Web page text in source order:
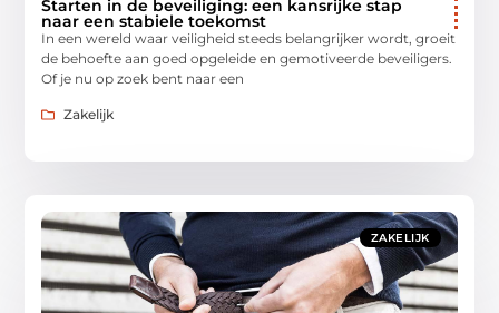
Starten in de beveiliging: een kansrijke stap
naar een stabiele toekomst
In een wereld waar veiligheid steeds belangrijker wordt, groeit
de behoefte aan goed opgeleide en gemotiveerde beveiligers.
Of je nu op zoek bent naar een
Zakelijk
ZAKELIJK